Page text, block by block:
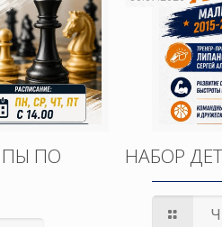
ПО
НАБОР